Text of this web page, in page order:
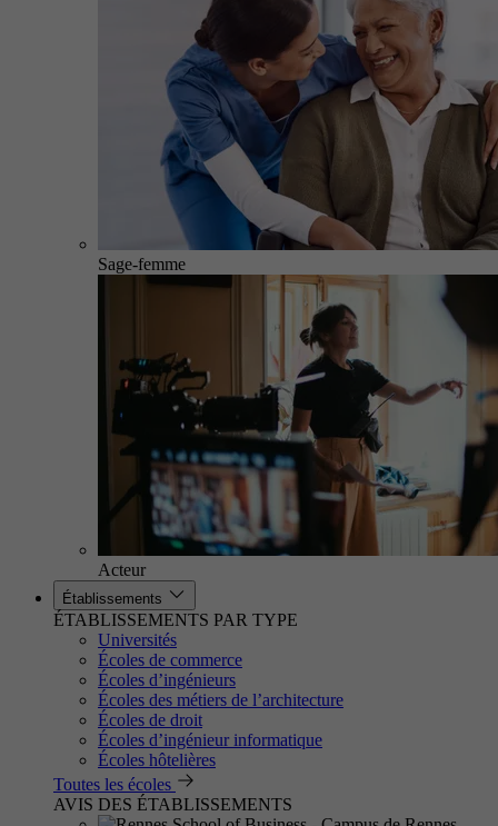
Sage-femme
Acteur
Établissements
ÉTABLISSEMENTS PAR TYPE
Universités
Écoles de commerce
Écoles d’ingénieurs
Écoles des métiers de l’architecture
Écoles de droit
Écoles d’ingénieur informatique
Écoles hôtelières
Toutes les écoles
AVIS DES ÉTABLISSEMENTS